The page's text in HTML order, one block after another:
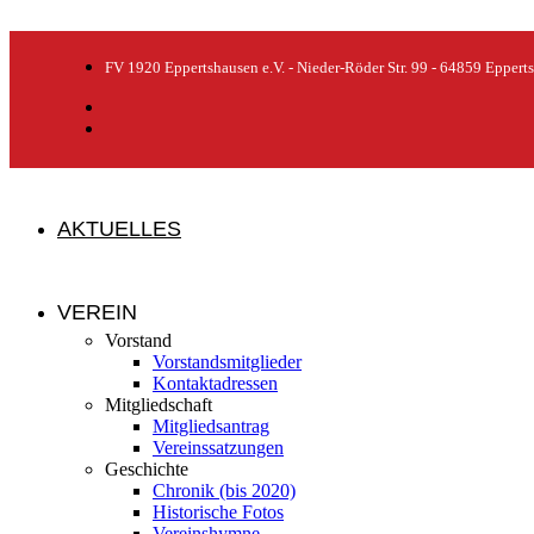
FV 1920 Eppertshausen e.V. - Nieder-Röder Str. 99 - 64859
AKTUELLES
VEREIN
Vorstand
Vorstandsmitglieder
Kontaktadressen
Mitgliedschaft
Mitgliedsantrag
Vereinssatzungen
Geschichte
Chronik (bis 2020)
Historische Fotos